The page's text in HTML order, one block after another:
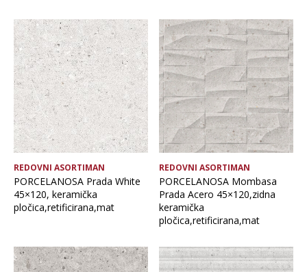
REDOVNI ASORTIMAN
PORCELANOSA Prada White
45×120, keramička
pločica,retificirana,mat
REDOVNI ASORTIMAN
PORCELANOSA Mombasa
Prada Acero 45×120,zidna
keramička
pločica,retificirana,mat